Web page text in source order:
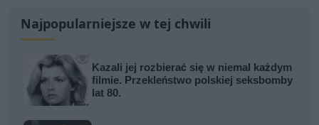
Najpopularniejsze w tej chwili
Kazali jej rozbierać się w niemal każdym
filmie. Przekleństwo polskiej seksbomby
lat 80.